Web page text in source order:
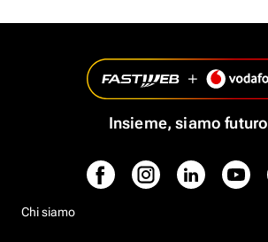
Insieme, siamo futuro
Chi siamo